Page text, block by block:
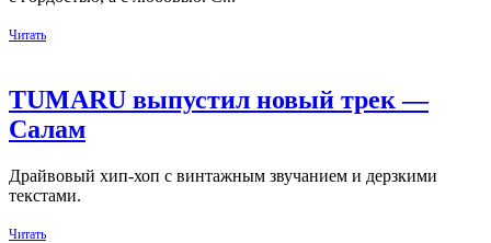
Читать
TUMARU выпустил новый трек —
Салам
Драйвовый хип‑хоп с винтажным звучанием и дерзкими
текстами.
Читать